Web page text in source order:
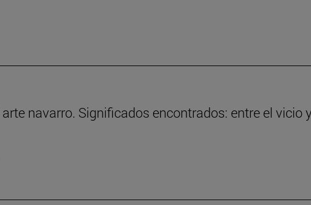
navarro. Significados encontrados: entre el vicio